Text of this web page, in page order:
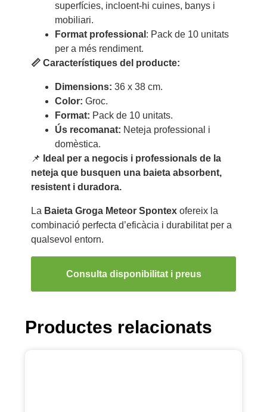
superfícies, incloent-hi cuines, banys i
mobiliari.
Format professional : Pack de 10 unitats
per a més rendiment.
📏 Característiques del producte:
Dimensions: 36 x 38 cm.
Color: Groc.
Format: Pack de 10 unitats.
Ús recomanat: Neteja professional i
domèstica.
📌 Ideal per a negocis i professionals de la
neteja que busquen una baieta absorbent,
resistent i duradora.
La Baieta Groga Meteor Spontexofereix la
combinació perfecta d’eficàcia i durabilitat per a
qualsevol entorn.
Consulta disponibilitat i preus
Productes relacionats